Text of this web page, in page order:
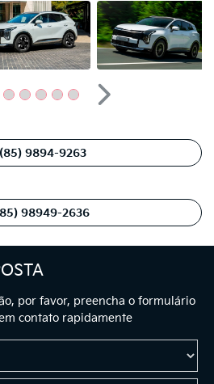
por favor, preencha o formulário
contato rapidamente
Próximo
(85) 9894-9263
98949-2636